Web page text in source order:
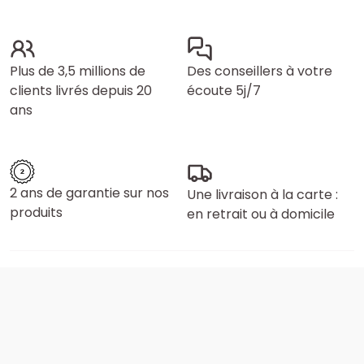
Plus de 3,5 millions de
clients livrés depuis 20
ans
Des conseillers à votre
écoute 5j/7
2 ans de garantie sur nos
produits
Une livraison à la carte :
en retrait ou à domicile